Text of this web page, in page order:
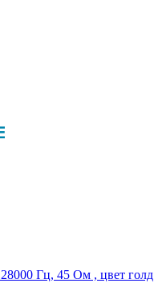
Гц, 45 Ом , цвет голд